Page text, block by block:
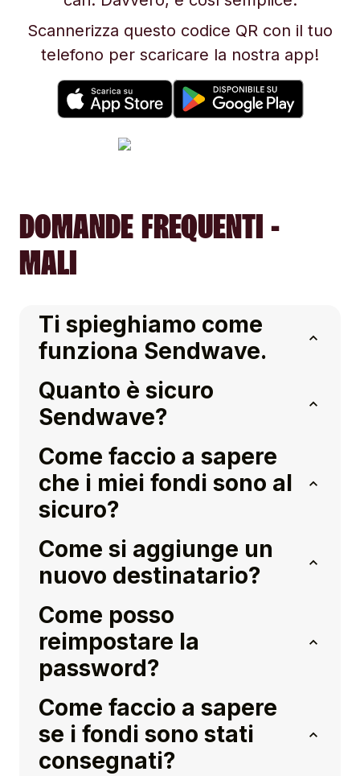
Scannerizza questo codice QR con il tuo
telefono per scaricare la nostra app!
DOMANDE FREQUENTI -
MALI
Ti spieghiamo come
funziona Sendwave.
Quanto è sicuro
Sendwave?
Come faccio a sapere
che i miei fondi sono al
sicuro?
Come si aggiunge un
nuovo destinatario?
Come posso
reimpostare la
password?
Come faccio a sapere
se i fondi sono stati
consegnati?